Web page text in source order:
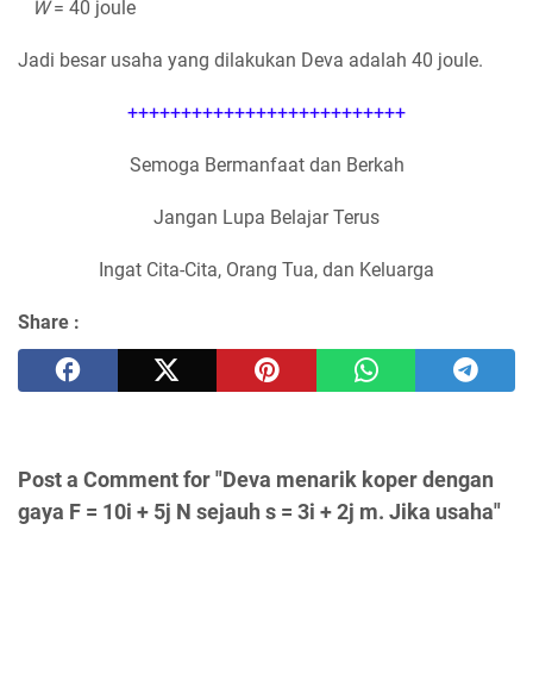
W= 40 joule
Jadi besar usaha yang dilakukan Deva adalah 40 joule.
++++++++++++++++++++++++++
Semoga Bermanfaat dan Berkah
Jangan Lupa Belajar Terus
Ingat Cita-Cita, Orang Tua, dan Keluarga
Share :
Post a Comment for "Deva menarik koper dengan
gaya F = 10i + 5j N sejauh s = 3i + 2j m. Jika usaha"